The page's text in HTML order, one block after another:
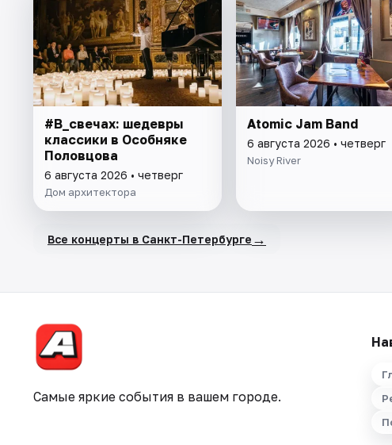
#В_свечах: шедевры
классики в Особняке
Половцова
6 августа 2026 • четверг
Дом архитектора
Atomic Jam Band
6 августа 2026 • четверг
Noisy River
Все концерты в Санкт-Петербурге →
Самые яркие события в вашем городе.